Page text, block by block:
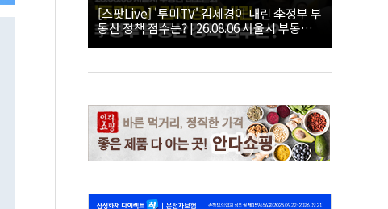
[스팟Live] '투미TV' 김제경이 내린 李정부 부
동산 정책 점수는? | 26.08.06 서울시 부동산
대토론회